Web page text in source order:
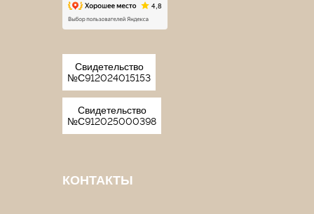
Свидетельство
№С912024015153
Свидетельство
№С912025000398
КОНТАКТЫ